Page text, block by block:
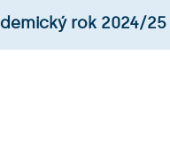
rok 2024/25